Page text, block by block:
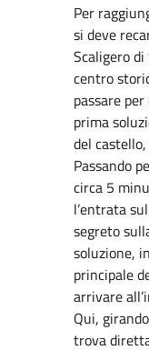
Per
si deve
Scaligero
centro
passare
prima
del
Passando
circa 5
l’entrata
segreto
soluzione,
principale
arrivare
Qui,
trova